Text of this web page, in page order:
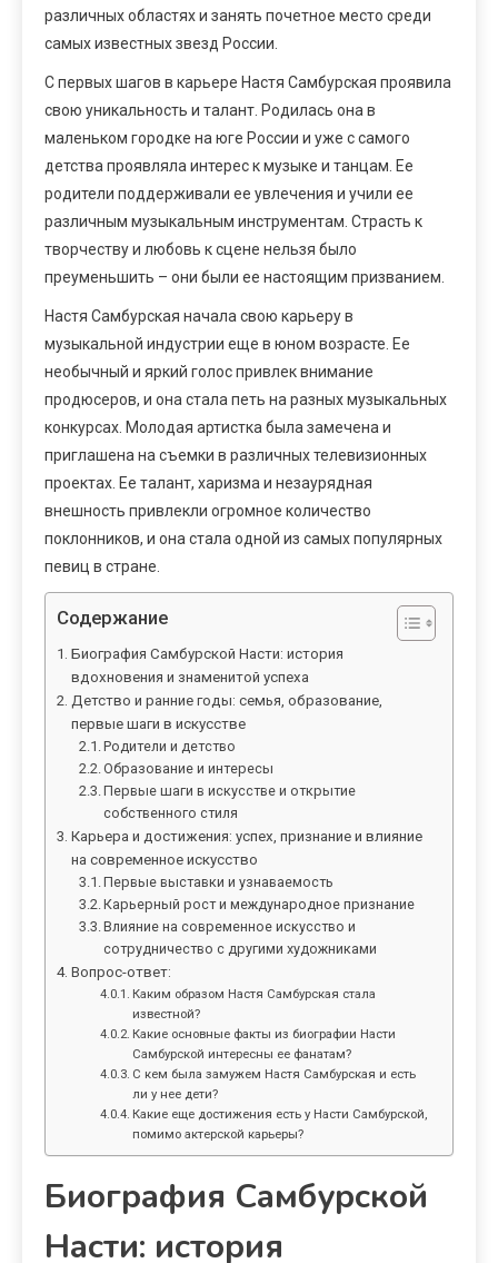
различных областях и занять почетное место среди
самых известных звезд России.
С первых шагов в карьере Настя Самбурская проявила
свою уникальность и талант. Родилась она в
маленьком городке на юге России и уже с самого
детства проявляла интерес к музыке и танцам. Ее
родители поддерживали ее увлечения и учили ее
различным музыкальным инструментам. Страсть к
творчеству и любовь к сцене нельзя было
преуменьшить – они были ее настоящим призванием.
Настя Самбурская начала свою карьеру в
музыкальной индустрии еще в юном возрасте. Ее
необычный и яркий голос привлек внимание
продюсеров, и она стала петь на разных музыкальных
конкурсах. Молодая артистка была замечена и
приглашена на съемки в различных телевизионных
проектах. Ее талант, харизма и незаурядная
внешность привлекли огромное количество
поклонников, и она стала одной из самых популярных
певиц в стране.
Содержание
Биография Самбурской Насти: история
вдохновения и знаменитой успеха
Детство и ранние годы: семья, образование,
первые шаги в искусстве
Родители и детство
Образование и интересы
Первые шаги в искусстве и открытие
собственного стиля
Карьера и достижения: успех, признание и влияние
на современное искусство
Первые выставки и узнаваемость
Карьерный рост и международное признание
Влияние на современное искусство и
сотрудничество с другими художниками
Вопрос-ответ:
Каким образом Настя Самбурская стала
известной?
Какие основные факты из биографии Насти
Самбурской интересны ее фанатам?
С кем была замужем Настя Самбурская и есть
ли у нее дети?
Какие еще достижения есть у Насти Самбурской,
помимо актерской карьеры?
Биография Самбурской
Насти: история